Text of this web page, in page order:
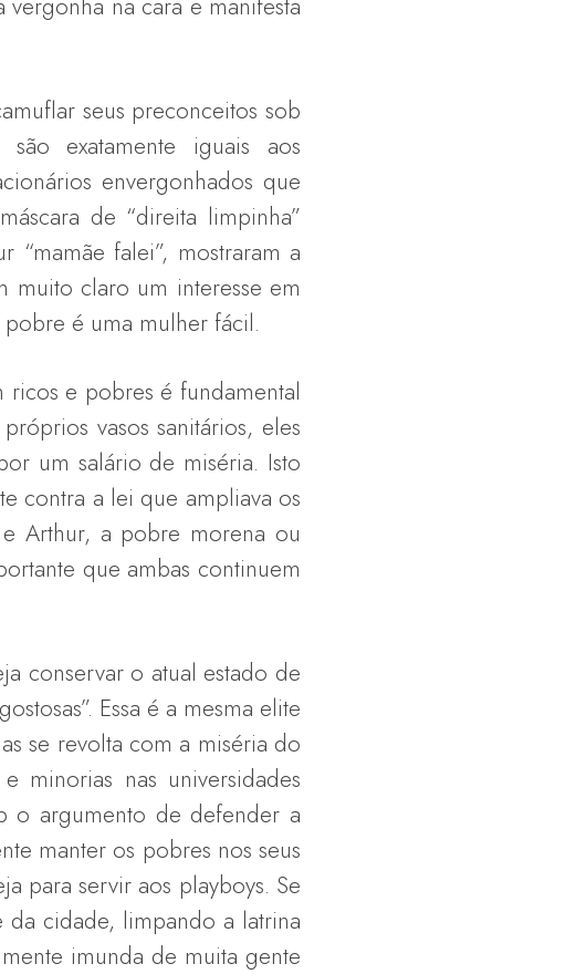
na cara e manifesta
seus preconceitos sob
exatamente iguais aos
envergonhados que
de “direita limpinha”
falei”, mostraram a
muito claro um interesse em
é uma mulher fácil.
e pobres é fundamental
vasos sanitários, eles
um salário de miséria. Isto
contra a lei que ampliava os
Arthur, a pobre morena ou
que ambas continuem
o atual estado de
Essa é a mesma elite
se revolta com a miséria do
minorias nas universidades
o argumento de defender a
manter os pobres nos seus
para servir aos playboys. Se
cidade, limpando a latrina
imunda de muita gente